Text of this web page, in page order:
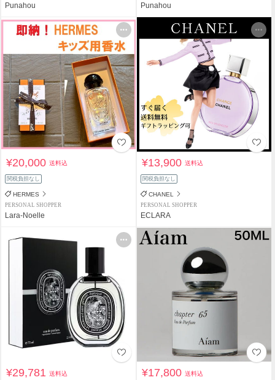
Punahou Punahou
¥20,000送料込
関税負担なし
HERMES
PERSONAL SHOPPER
Lara-Noelle
¥13,900送料込
関税負担なし
CHANEL
PERSONAL SHOPPER
ECLARA
¥29,781送料込 ¥17,800送料込